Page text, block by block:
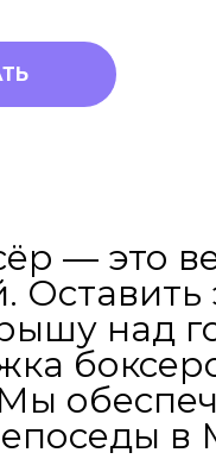
— это
Оставить
над
в